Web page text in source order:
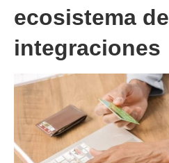
ecosistema de
integraciones